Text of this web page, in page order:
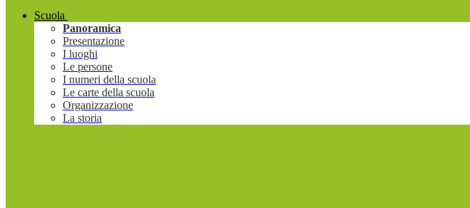
Scuola
Panoramica
Presentazione
I luoghi
Le persone
I numeri della scuola
Le carte della scuola
Organizzazione
La storia